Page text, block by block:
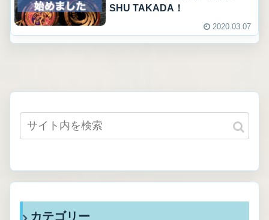
SHU TAKADA！
2020.03.07
カテゴリー